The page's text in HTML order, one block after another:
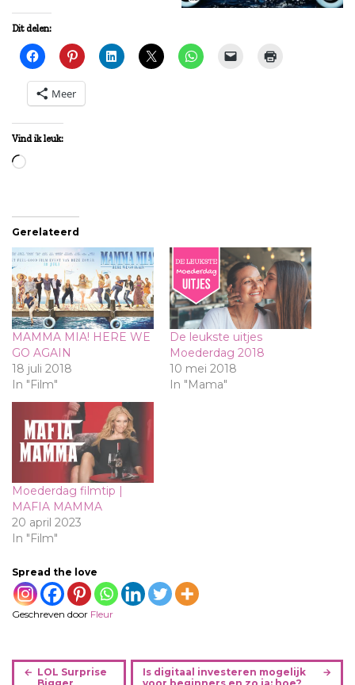
Dit delen:
Meer
Vind ik leuk:
Aan
Gerelateerd
MAMMA MIA! HERE WE
GO AGAIN
18 juli 2018
In "Film"
De leukste uitjes
Moederdag 2018
10 mei 2018
In "Mama"
Moederdag filmtip |
MAFIA MAMMA
20 april 2023
In "Film"
Spread the love
Geschreven door Fleur
B
LOL Surprise
Is digitaal investeren mogelijk